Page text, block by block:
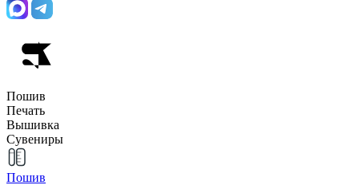
Пошив
Печать
Вышивка
Сувениры
Пошив